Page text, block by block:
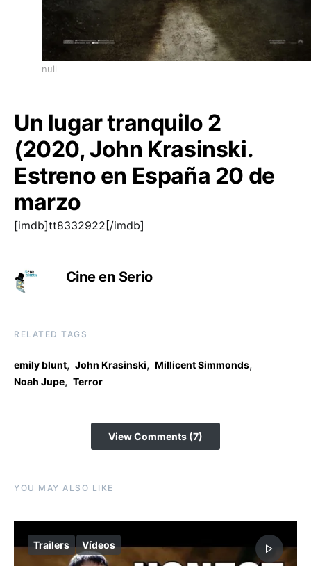
null
Un lugar tranquilo 2
(2020, John Krasinski.
Estreno en España 20 de
marzo
[imdb]tt8332922[/imdb]
Cine en Serio
RELATED TAGS
emily blunt, John Krasinski, Millicent Simmonds,
Noah Jupe, Terror
View Comments (7)
YOU MAY ALSO LIKE
Trailers Vídeos